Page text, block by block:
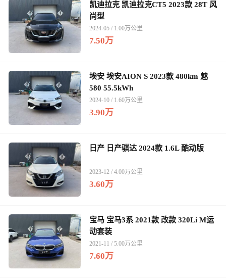
凯迪拉克 凯迪拉克CT5 2023款 28T 风
尚型
2024-05 / 1.00万公里
7.50万
埃安 埃安AION S 2023款 480km 魅
580 55.5kWh
2024-10 / 1.60万公里
3.90万
日产 日产骐达 2024款 1.6L 酷动版
2023-12 / 4.00万公里
3.60万
宝马 宝马3系 2021款 改款 320Li M运
动套装
2021-11 / 5.00万公里
7.60万